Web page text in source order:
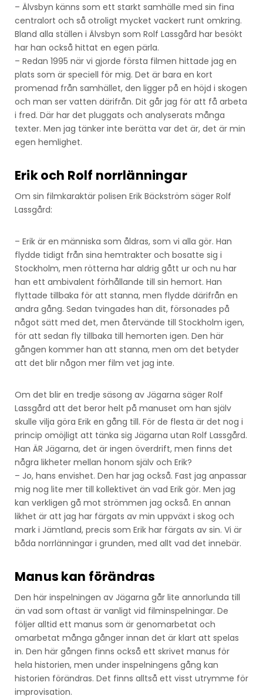
– Älvsbyn känns som ett starkt samhälle med sin fina
centralort och så otroligt mycket vackert runt omkring.
Bland alla ställen i Älvsbyn som Rolf Lassgård har besökt
har han också hittat en egen pärla.
– Redan 1995 när vi gjorde första filmen hittade jag en
plats som är speciell för mig. Det är bara en kort
promenad från samhället, den ligger på en höjd i skogen
och man ser vatten därifrån. Dit går jag för att få arbeta
i fred. Där har det pluggats och analyserats många
texter. Men jag tänker inte berätta var det är, det är min
egen hemlighet.
Erik och Rolf norrlänningar
Om sin filmkaraktär polisen Erik Bäckström säger Rolf
Lassgård:
– Erik är en människa som åldras, som vi alla gör. Han
flydde tidigt från sina hemtrakter och bosatte sig i
Stockholm, men rötterna har aldrig gått ur och nu har
han ett ambivalent förhållande till sin hemort. Han
flyttade tillbaka för att stanna, men flydde därifrån en
andra gång. Sedan tvingades han dit, försonades på
något sätt med det, men återvände till Stockholm igen,
för att sedan fly tillbaka till hemorten igen. Den här
gången kommer han att stanna, men om det betyder
att det blir någon mer film vet jag inte.
Om det blir en tredje säsong av Jägarna säger Rolf
Lassgård att det beror helt på manuset om han själv
skulle vilja göra Erik en gång till. För de flesta är det nog i
princip omöjligt att tänka sig Jägarna utan Rolf Lassgård.
Han ÄR Jägarna, det är ingen överdrift, men finns det
några likheter mellan honom själv och Erik?
– Jo, hans envishet. Den har jag också. Fast jag anpassar
mig nog lite mer till kollektivet än vad Erik gör. Men jag
kan verkligen gå mot strömmen jag också. En annan
likhet är att jag har färgats av min uppväxt i skog och
mark i Jämtland, precis som Erik har färgats av sin. Vi är
båda norrlänningar i grunden, med allt vad det innebär.
Manus kan förändras
Den här inspelningen av Jägarna går lite annorlunda till
än vad som oftast är vanligt vid filminspelningar. De
följer alltid ett manus som är genomarbetat och
omarbetat många gånger innan det är klart att spelas
in. Den här gången finns också ett skrivet manus för
hela historien, men under inspelningens gång kan
historien förändras. Det finns alltså ett visst utrymme för
improvisation.